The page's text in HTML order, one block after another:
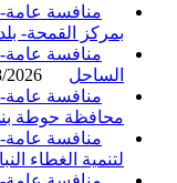
منافسة عامة-
بمركز القمحة- بلدية
منافسة عامة-
الساحل
08/2026
منافسة عامة-
محافظة حوطة بني
منافسة عامة-
لتنمية الغطاء